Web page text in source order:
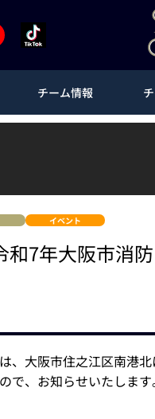
チーム情報
イベント
7年大阪市消
、大阪市住之江区南港
で、お知らせいたします